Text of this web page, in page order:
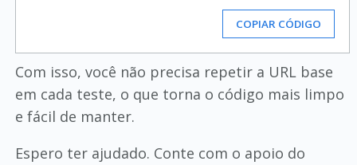
COPIAR CÓDIGO
Com isso, você não precisa repetir a URL base
em cada teste, o que torna o código mais limpo
e fácil de manter.
Espero ter ajudado. Conte com o apoio do